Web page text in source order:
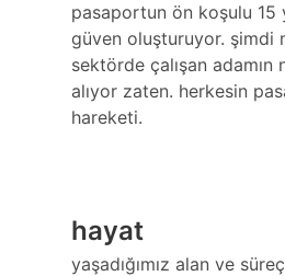
pasaportun ön koşulu 15
güven oluşturuyor. şimdi
sektörde çalışan
alıyor zaten. herkesin
hareketi.
hayat
yaşadığımız alan ve